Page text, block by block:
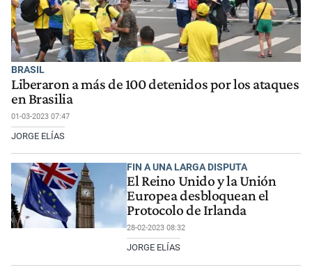
BRASIL
Liberaron a más de 100 detenidos por los ataques
en Brasilia
01-03-2023 07:47
JORGE ELÍAS
FIN A UNA LARGA DISPUTA
El Reino Unido y la Unión
Europea desbloquean el
Protocolo de Irlanda
28-02-2023 08:32
JORGE ELÍAS